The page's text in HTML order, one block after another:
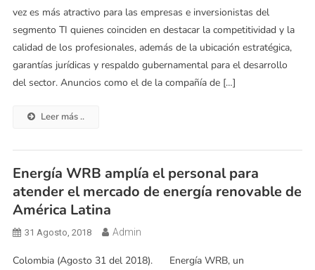
vez es más atractivo para las empresas e inversionistas del
segmento TI quienes coinciden en destacar la competitividad y la
calidad de los profesionales, además de la ubicación estratégica,
garantías jurídicas y respaldo gubernamental para el desarrollo
del sector. Anuncios como el de la compañía de […]
Leer más ..
Energía WRB amplía el personal para
atender el mercado de energía renovable de
América Latina
31 Agosto, 2018 Admin
Colombia (Agosto 31 del 2018). Energía WRB, un